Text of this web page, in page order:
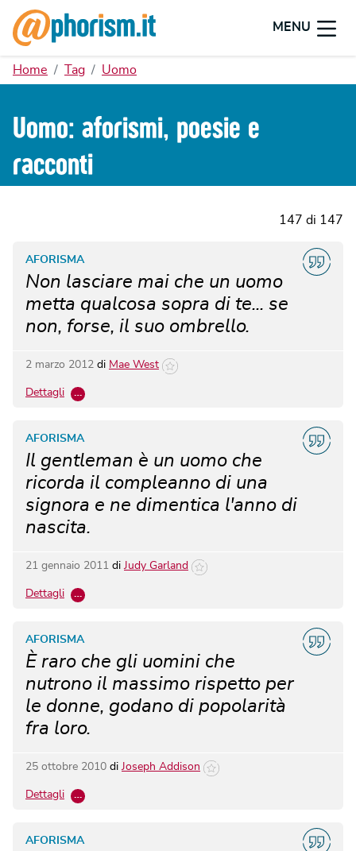
MENU
Home Tag Uomo
Uomo: aforismi, poesie e
racconti
147 di 147
Non lasciare mai che un uomo
metta qualcosa sopra di te... se
non, forse, il suo ombrello.
AFORISMA
2 marzo 2012 di Mae West
Dettagli …
Il gentleman è un uomo che
ricorda il compleanno di una
signora e ne dimentica l'anno di
nascita.
AFORISMA
21 gennaio 2011 di Judy Garland
Dettagli …
È raro che gli uomini che
nutrono il massimo rispetto per
le donne, godano di popolarità
fra loro.
AFORISMA
25 ottobre 2010 di Joseph Addison
Dettagli …
AFORISMA